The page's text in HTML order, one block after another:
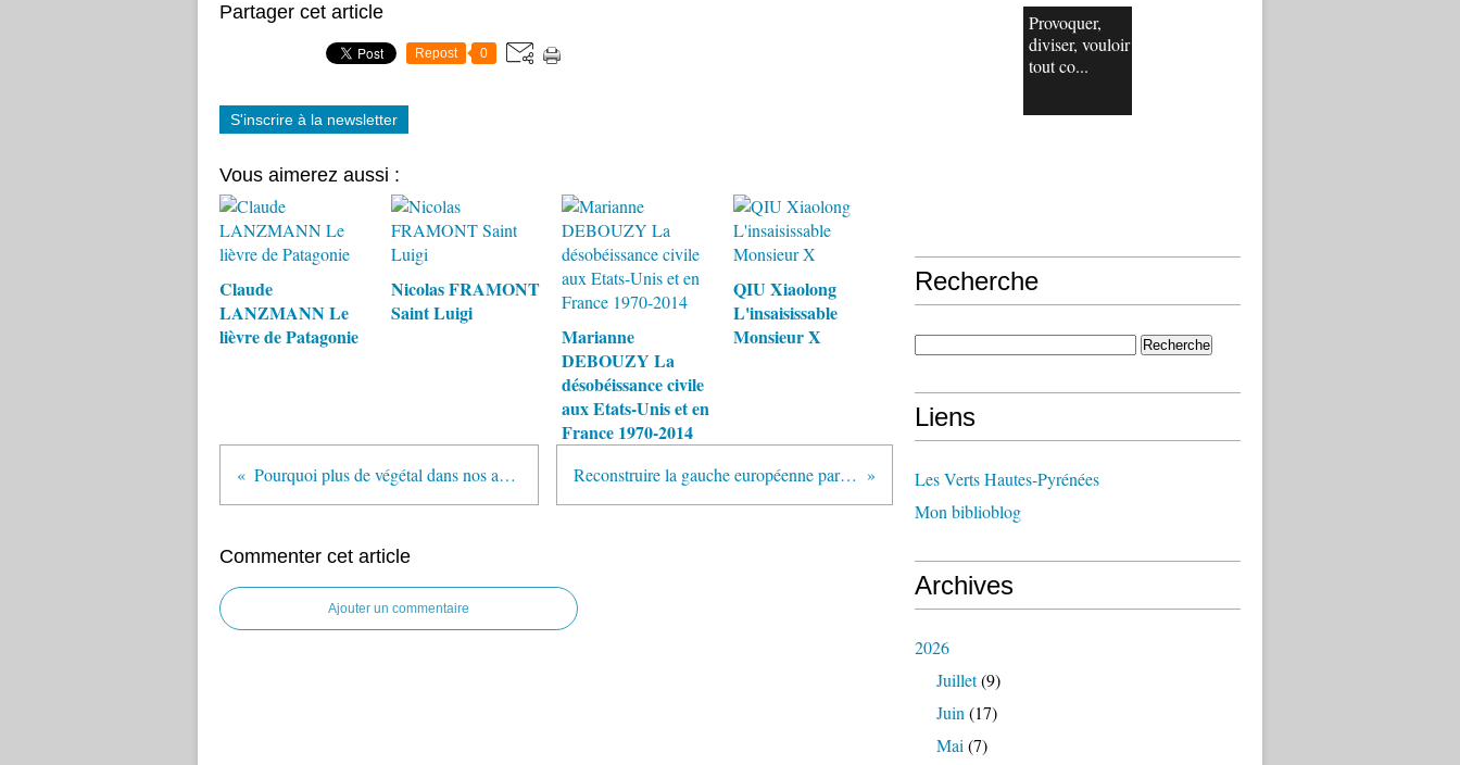
Partager cet article
Repost 0
S'inscrire à la newsletter
Vous aimerez aussi :
Claude
LANZMANN Le
lièvre de Patagonie
Nicolas FRAMONT
Saint Luigi
Marianne
DEBOUZY La
désobéissance civile
aux Etats-Unis et en
France 1970-2014
QIU Xiaolong
L'insaisissable
Monsieur X
Pourquoi plus de végétal dans nos assiettes ? Reconstruire la gauche européenne par la Syrie
Commenter cet article
Ajouter un commentaire
Provoquer,
diviser, vouloir
tout co...
Recherche
Liens
Les Verts Hautes-Pyrénées
Mon biblioblog
Archives
2026
Juillet(9)
Juin (17)
Mai (7)